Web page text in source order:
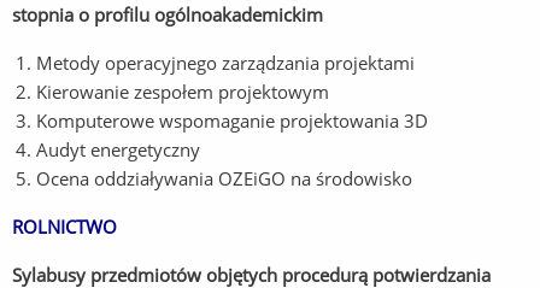
stopnia o profilu ogólnoakademickim
Metody operacyjnego zarządzania projektami
Kierowanie zespołem projektowym
Komputerowe wspomaganie projektowania 3D
Audyt energetyczny
Ocena oddziaływania OZEiGO na środowisko
ROLNICTWO
Sylabusy przedmiotów objętych procedurą potwierdzania